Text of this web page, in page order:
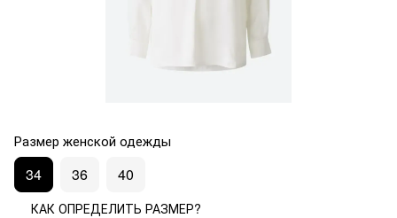
Размер женской одежды
34 36 40
КАК ОПРЕДЕЛИТЬ РАЗМЕР?